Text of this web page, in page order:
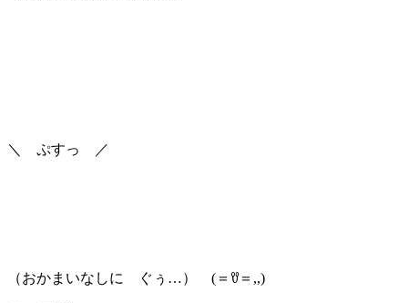
＼ ぷすっ ／
（おかまいなしに ぐぅ…） (＝ꀎ＝,,)